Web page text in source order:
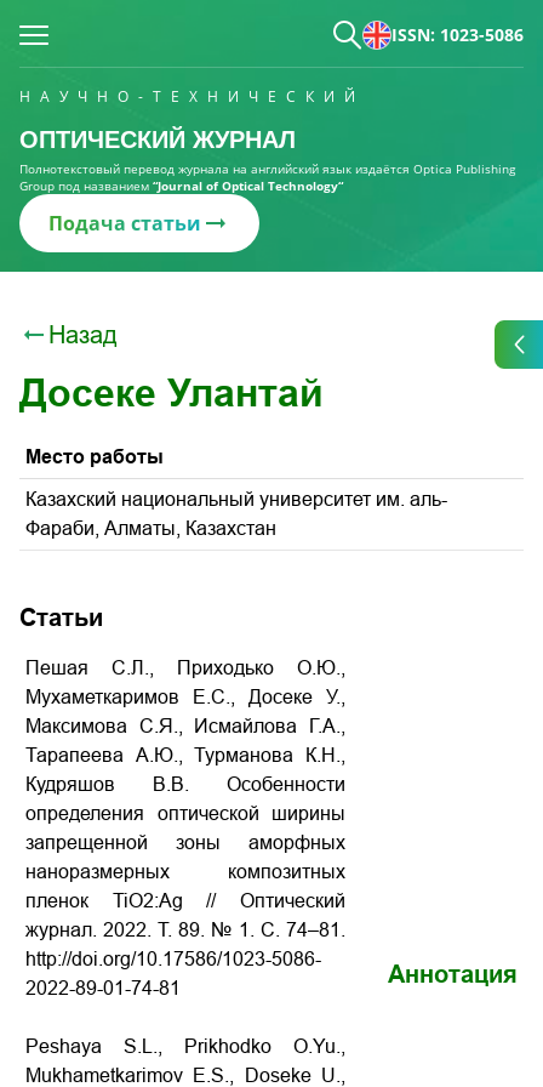
ISSN: 1023-5086
НАУЧНО-ТЕХНИЧЕСКИЙ
ОПТИЧЕСКИЙ ЖУРНАЛ
Полнотекстовый перевод журнала на английский язык издаётся Optica Publishing
Group под названием “Journal of Optical Technology“
Подача статьи
Назад
Досеке Улантай
Место работы
Казахский национальный университет им. аль-
Фараби, Алматы, Казахстан
Статьи
Пешая С.Л., Приходько О.Ю.,
Мухаметкаримов Е.С., Досеке У.,
Максимова С.Я., Исмайлова Г.А.,
Тарапеева А.Ю., Турманова К.Н.,
Кудряшов В.В. Особенности
определения оптической ширины
запрещенной зоны аморфных
наноразмерных композитных
пленок TiO2:Ag // Оптический
журнал. 2022. Т. 89. № 1. С. 74–81.
http://doi.org/10.17586/1023-5086-
2022-89-01-74-81
Peshaya S.L., Prikhodko O.Yu.,
Mukhametkarimov E.S., Doseke U.,
Аннотация